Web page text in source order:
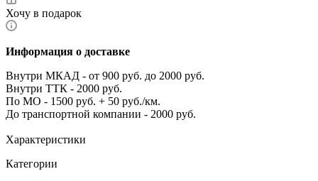
Хочу в подарок
Информация о доставке
Внутри МКАД - от 900 руб. до 2000 руб.
Внутри ТТК - 2000 руб.
По МО - 1500 руб. + 50 руб./км.
До транспортной компании - 2000 руб.
Характеристики
Категории